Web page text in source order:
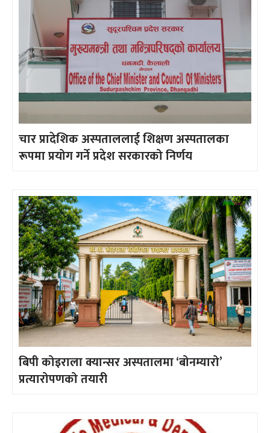
चार प्रादेशिक अस्पताललाई शिक्षण अस्पतालका
रूपमा प्रयोग गर्ने प्रदेश सरकारको निर्णय
बिपी कोइराला क्यान्सर अस्पतालमा ‘बोनम्यारो’
प्रत्यारोपणको तयारी